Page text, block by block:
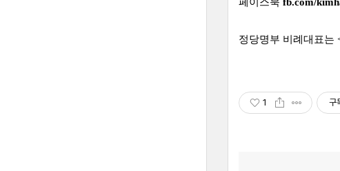
정당명부 비례대표는
1 구